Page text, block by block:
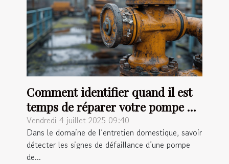
Comment identifier quand il est
temps de réparer votre pompe de
relevage ?
Vendredi 4 juillet 2025 09:40
Dans le domaine de l’entretien domestique, savoir
détecter les signes de défaillance d’une pompe
de...